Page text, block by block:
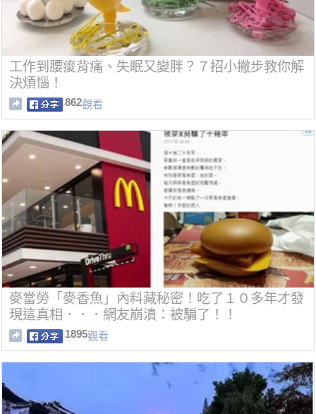
工作到腰痠背痛、失眠又變胖？７招小撇步教你解
決煩惱！
862觀看
麥當勞「麥香魚」內料藏秘密！吃了１０多年才發
現這真相．．．網友崩潰：被騙了！！
1895觀看